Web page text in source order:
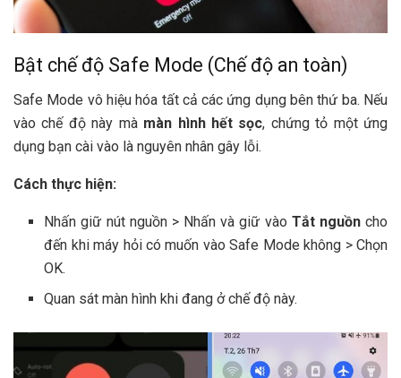
Bật chế độ Safe Mode (Chế độ an toàn)
Safe Mode vô hiệu hóa tất cả các ứng dụng bên thứ ba. Nếu
vào chế độ này mà màn hình hết sọc, chứng tỏ một ứng
dụng bạn cài vào là nguyên nhân gây lỗi.
Cách thực hiện:
Nhấn giữ nút nguồn > Nhấn và giữ vào Tắt nguồncho
đến khi máy hỏi có muốn vào Safe Mode không > Chọn
OK.
Quan sát màn hình khi đang ở chế độ này.